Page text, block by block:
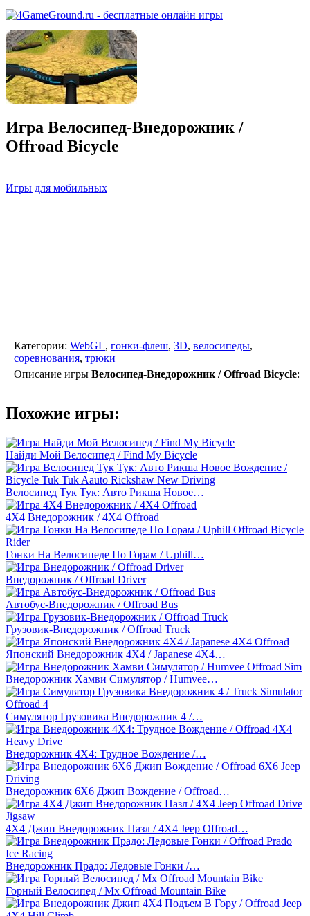
Игра Велосипед-Внедорожник /
Offroad Bicycle
Игры для мобильных
Категории: WebGL, гонки-флеш, 3D, велосипеды,
соревнования, трюки
Описание игры Велосипед-Внедорожник / Offroad Bicycle:
—
Похожие игры:
Найди Мой Велосипед / Find My Bicycle
Велосипед Тук Тук: Авто Рикша Новое…
4Х4 Внедорожник / 4X4 Offroad
Гонки На Велосипеде По Горам / Uphill…
Внедорожник / Offroad Driver
Автобус-Внедорожник / Offroad Bus
Грузовик-Внедорожник / Offroad Truck
Японский Внедорожник 4Х4 / Japanese 4X4…
Внедорожник Хамви Симулятор / Humvee…
Симулятор Грузовика Внедорожник 4 /…
Внедорожник 4X4: Трудное Вождение /…
Внедорожник 6X6 Джип Вождение / Offroad…
4X4 Джип Внедорожник Пазл / 4X4 Jeep Offroad…
Внедорожник Прадо: Ледовые Гонки /…
Горный Велосипед / Mx Offroad Mountain Bike